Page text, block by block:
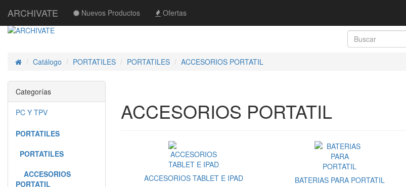
ARCHIVATE Nuevos Productos Ofertas
InicioCatálogo PORTATILES PORTATILES ACCESORIOS PORTATIL
ACCESORIOS PORTATIL
ACCESORIOS TABLET E IPAD BATERIAS PARA PORTATIL
Categorías
PC Y TPV
PORTATILES
PORTATILES
ACCESORIOS
PORTATIL